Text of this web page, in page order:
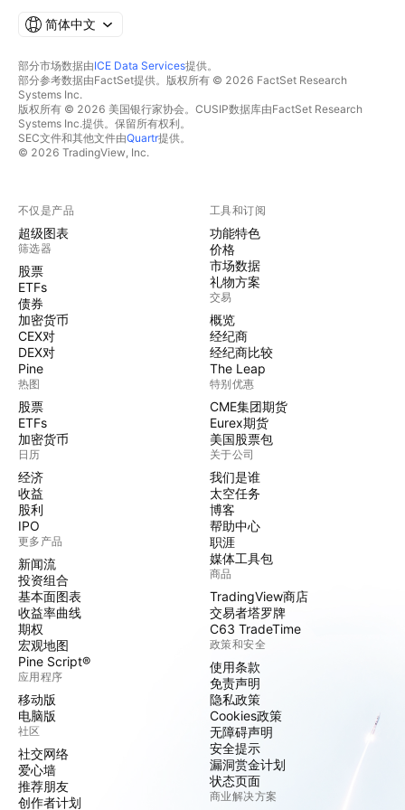
简体中文
部分市场数据由ICE Data Services提供。
部分参考数据由FactSet提供。版权所有 © 2026 FactSet Research
Systems Inc.
版权所有 © 2026 美国银行家协会。CUSIP数据库由FactSet Research
Systems Inc.提供。保留所有权利。
SEC文件和其他文件由Quartr提供。
© 2026 TradingView, Inc.
不仅是产品
超级图表
筛选器
股票
ETFs
债券
加密货币
CEX对
DEX对
Pine
热图
股票
ETFs
加密货币
日历
经济
收益
股利
IPO
更多产品
新闻流
投资组合
基本面图表
收益率曲线
期权
宏观地图
Pine Script®
应用程序
移动版
电脑版
社区
社交网络
爱心墙
推荐朋友
创作者计划
工具和订阅
功能特色
价格
市场数据
礼物方案
交易
概览
经纪商
经纪商比较
The Leap
特别优惠
CME集团期货
Eurex期货
美国股票包
关于公司
我们是谁
太空任务
博客
帮助中心
职涯
媒体工具包
商品
TradingView商店
交易者塔罗牌
C63 TradeTime
政策和安全
使用条款
免责声明
隐私政策
Cookies政策
无障碍声明
安全提示
漏洞赏金计划
状态页面
商业解决方案